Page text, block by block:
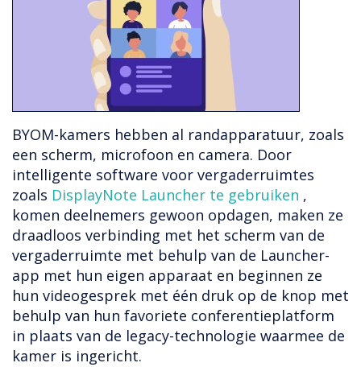
BYOM-kamers hebben al randapparatuur, zoals
een scherm, microfoon en camera. Door
intelligente software voor vergaderruimtes
zoals DisplayNote Launcher te gebruiken ,
komen deelnemers gewoon opdagen, maken ze
draadloos verbinding met het scherm van de
vergaderruimte met behulp van de Launcher-
app met hun eigen apparaat en beginnen ze
hun videogesprek met één druk op de knop met
behulp van hun favoriete conferentieplatform
in plaats van de legacy-technologie waarmee de
kamer is ingericht.